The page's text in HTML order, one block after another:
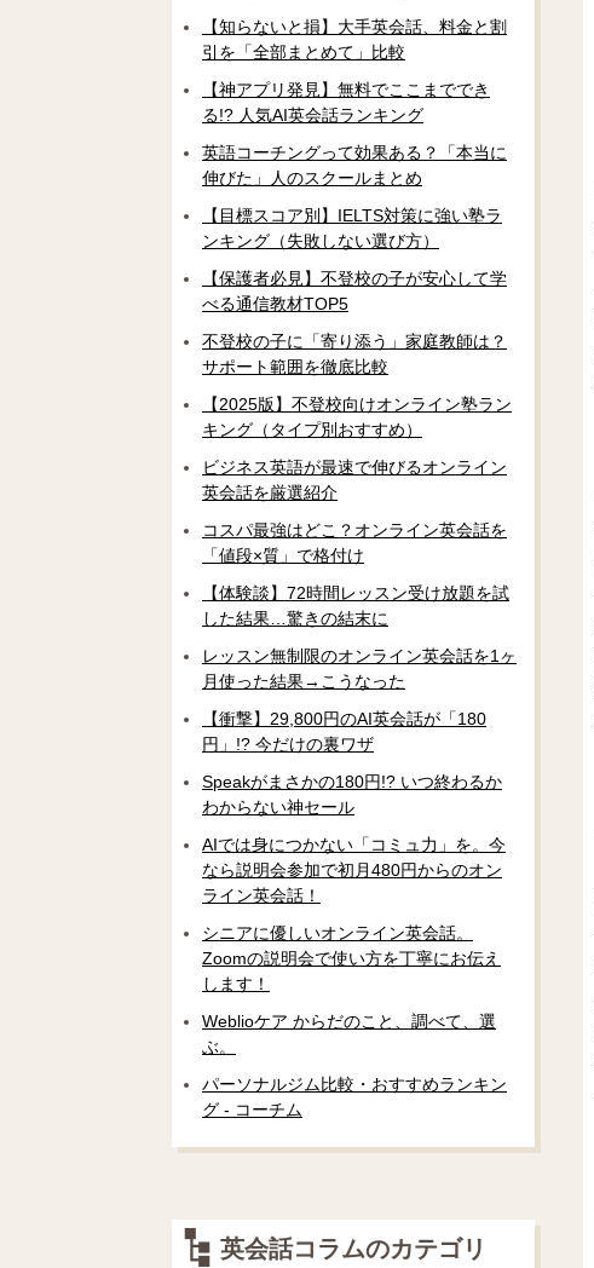
【知らないと損】大手英会話、料金と割
引を「全部まとめて」比較
【神アプリ発見】無料でここまででき
る!? 人気AI英会話ランキング
英語コーチングって効果ある？「本当に
伸びた」人のスクールまとめ
【目標スコア別】IELTS対策に強い塾ラ
ンキング（失敗しない選び方）
【保護者必見】不登校の子が安心して学
べる通信教材TOP5
不登校の子に「寄り添う」家庭教師は？
サポート範囲を徹底比較
【2025版】不登校向けオンライン塾ラン
キング（タイプ別おすすめ）
ビジネス英語が最速で伸びるオンライン
英会話を厳選紹介
コスパ最強はどこ？オンライン英会話を
「値段×質」で格付け
【体験談】72時間レッスン受け放題を試
した結果…驚きの結末に
レッスン無制限のオンライン英会話を1ヶ
月使った結果→こうなった
【衝撃】29,800円のAI英会話が「180
円」!? 今だけの裏ワザ
Speakがまさかの180円!? いつ終わるか
わからない神セール
AIでは身につかない「コミュ力」を。今
なら説明会参加で初月480円からのオン
ライン英会話！
シニアに優しいオンライン英会話。
Zoomの説明会で使い方を丁寧にお伝え
します！
Weblioケア からだのこと、調べて、選
ぶ。
パーソナルジム比較・おすすめランキン
グ - コーチム
英会話コラムのカテゴリ